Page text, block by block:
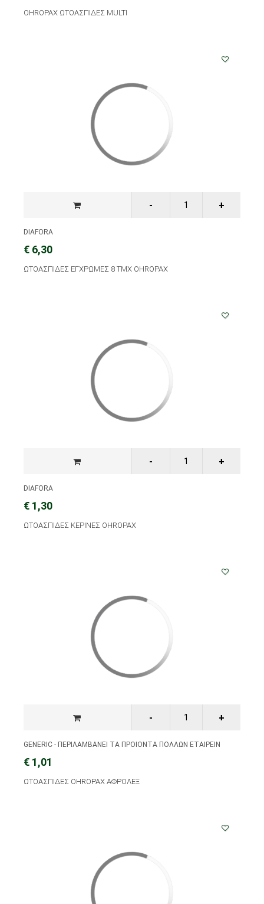
OHROPAX ΩΤΟΑΣΠΙΔΕΣ MULTI
DIAFORA
€ 6,30
ΩΤΟΑΣΠΙΔΕΣ ΕΓΧΡΩΜΕΣ 8 ΤΜΧ OHROPAX
DIAFORA
€ 1,30
ΩΤΟΑΣΠΙΔΕΣ ΚΕΡΙΝΕΣ OHROPAX
GENERIC - ΠΕΡΙΛΑΜΒΑΝΕΙ ΤΑ ΠΡΟΙΟΝΤΑ ΠΟΛΛΩΝ ΕΤΑΙΡΕΙΝ
€ 1,01
ΩΤΟΑΣΠΙΔΕΣ OHROPAX ΑΦΡΟΛΕΞ